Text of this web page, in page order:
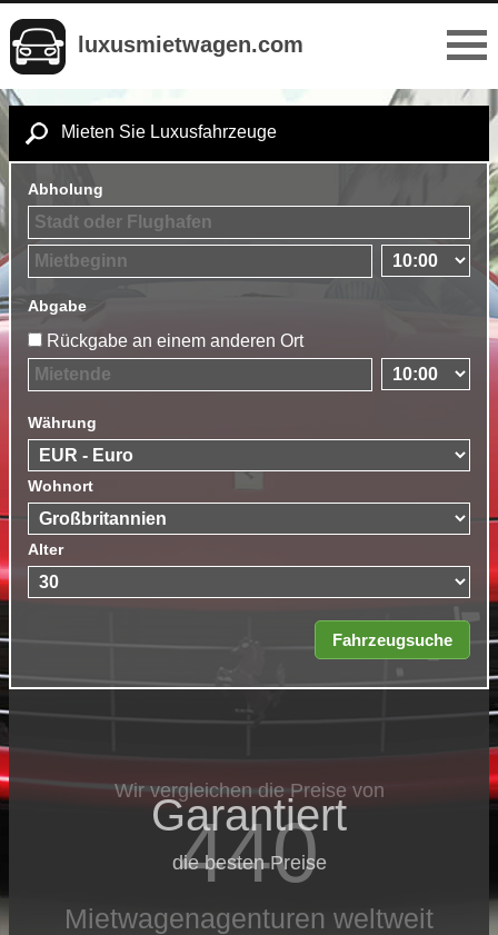
luxusmietwagen.com
Mieten Sie Luxusfahrzeuge
Abholung
Abgabe
Rückgabe an einem anderen Ort
Währung
Wohnort
Alter
Wir vergleichen die Preise von
440
Mietwagenagenturen weltweit
Garantiert
die besten Preise